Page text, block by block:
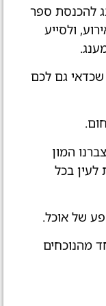
להכנסת ספר
ולסייע
שכדאי גם לכם
המון
לעין בכל
של אוכל.
מהנוכחים